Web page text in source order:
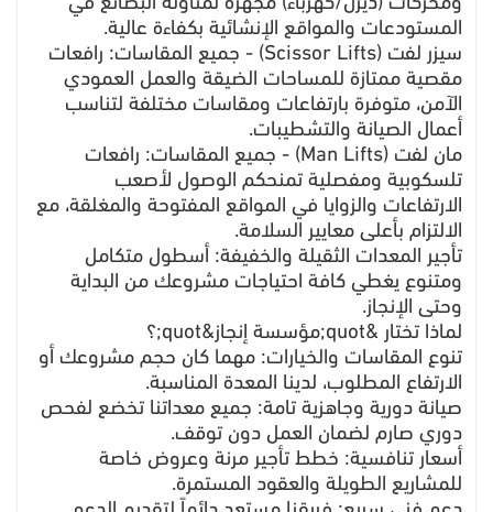
ومحركات (ديزل/كهرباء) مجهزة لمناولة البضائع في
المستودعات والمواقع الإنشائية بكفاءة عالية.
​سيزر لفت (Scissor Lifts) - جميع المقاسات: رافعات
مقصية ممتازة للمساحات الضيقة والعمل العمودي
الآمن، متوفرة بارتفاعات ومقاسات مختلفة لتناسب
أعمال الصيانة والتشطيبات.
​مان لفت (Man Lifts) - جميع المقاسات: رافعات
تلسكوبية ومفصلية تمنحكم الوصول لأصعب
الارتفاعات والزوايا في المواقع المفتوحة والمغلقة، مع
الالتزام بأعلى معايير السلامة.
​تأجير المعدات الثقيلة والخفيفة: أسطول متكامل
ومتنوع يغطي كافة احتياجات مشروعك من البداية
وحتى الإنجاز.
​لماذا تختار &quot;مؤسسة إنجاز&quot;؟
​تنوع المقاسات والخيارات: مهما كان حجم مشروعك أو
الارتفاع المطلوب، لدينا المعدة المناسبة.
​صيانة دورية وجاهزية تامة: جميع معداتنا تخضع لفحص
دوري صارم لضمان العمل دون توقف.
​أسعار تنافسية: خطط تأجير مرنة وعروض خاصة
للمشاريع الطويلة والعقود المستمرة.